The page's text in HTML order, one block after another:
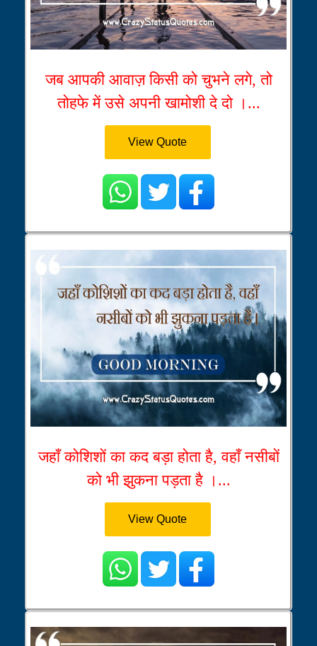
जब आपकी आवाज़ किसी को चुभने लगे, तो
तोहफे में उसे अपनी खामोशी दे दो ।...
View Quote
जहाँ कोशिशों का कद बड़ा होता है, वहाँ नसीबों
को भी झुकना पड़ता है ।...
View Quote